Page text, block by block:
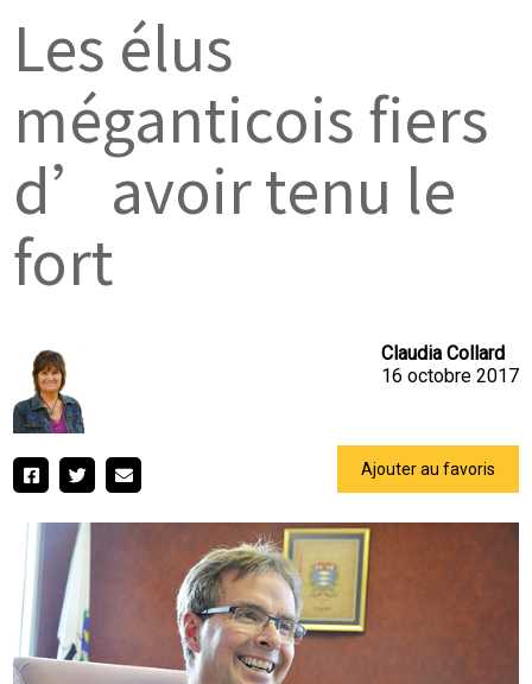
Les élus
méganticois fiers
d’avoir tenu le
fort
Claudia Collard
16 octobre 2017
Ajouter au favoris